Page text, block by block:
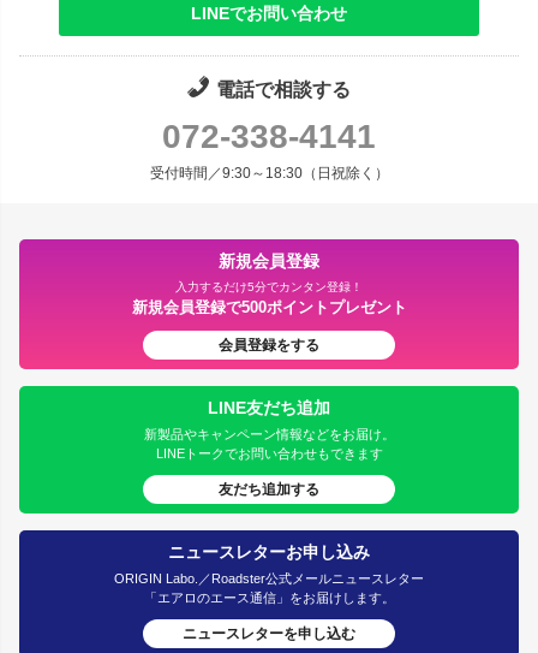
LINEでお問い合わせ
電話で相談する
072-338-4141
受付時間／9:30～18:30（日祝除く）
新規会員登録
入力するだけ5分でカンタン登録！
新規会員登録で500ポイントプレゼント
会員登録をする
LINE友だち追加
新製品やキャンペーン情報などをお届け。
LINEトークでお問い合わせもできます
友だち追加する
ニュースレターお申し込み
ORIGIN Labo.／Roadster公式メールニュースレター
「エアロのエース通信」をお届けします。
ニュースレターを申し込む